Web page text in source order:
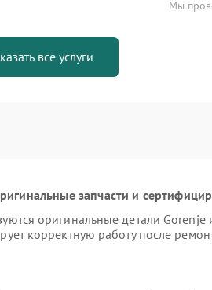
Мы
все услуги
запчасти и
оригинальные детали
корректную работу после